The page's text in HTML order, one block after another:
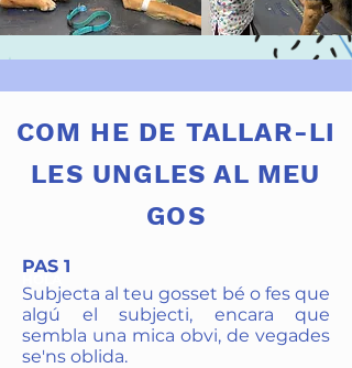
COM HE DE TALLAR-LI
LES UNGLES AL MEU
GOS
PAS 1
Subjecta al teu gosset bé o fes que
algú el subjecti, encara que
sembla una mica obvi, de vegades
se'ns oblida.